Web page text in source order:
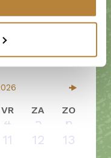
VR ZA ZO
4 5
6
11 12 13